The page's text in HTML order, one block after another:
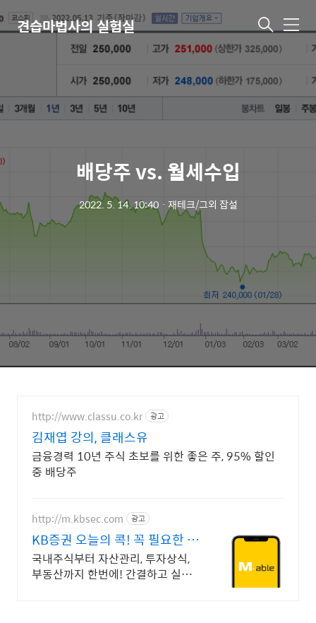
견습마법사의 실험실 메
배당주 vs. 월세수입
2022. 5. 14. 10:40ㆍ 재테크/그외 잡설
http://www.classu.co.kr 광고
김재엽 강의, 클래스유
금융경력 10년 주식 초보를 위한 좋은 주, 95% 할인
중 배당주
http://m.kbsec.com 광고
KB증권 오늘의 콕! 꼭 필요한 투
자 정보 알림
국내주식부터 자산관리, 투자상식,
부동산까지 한번에! 간결하고 실속